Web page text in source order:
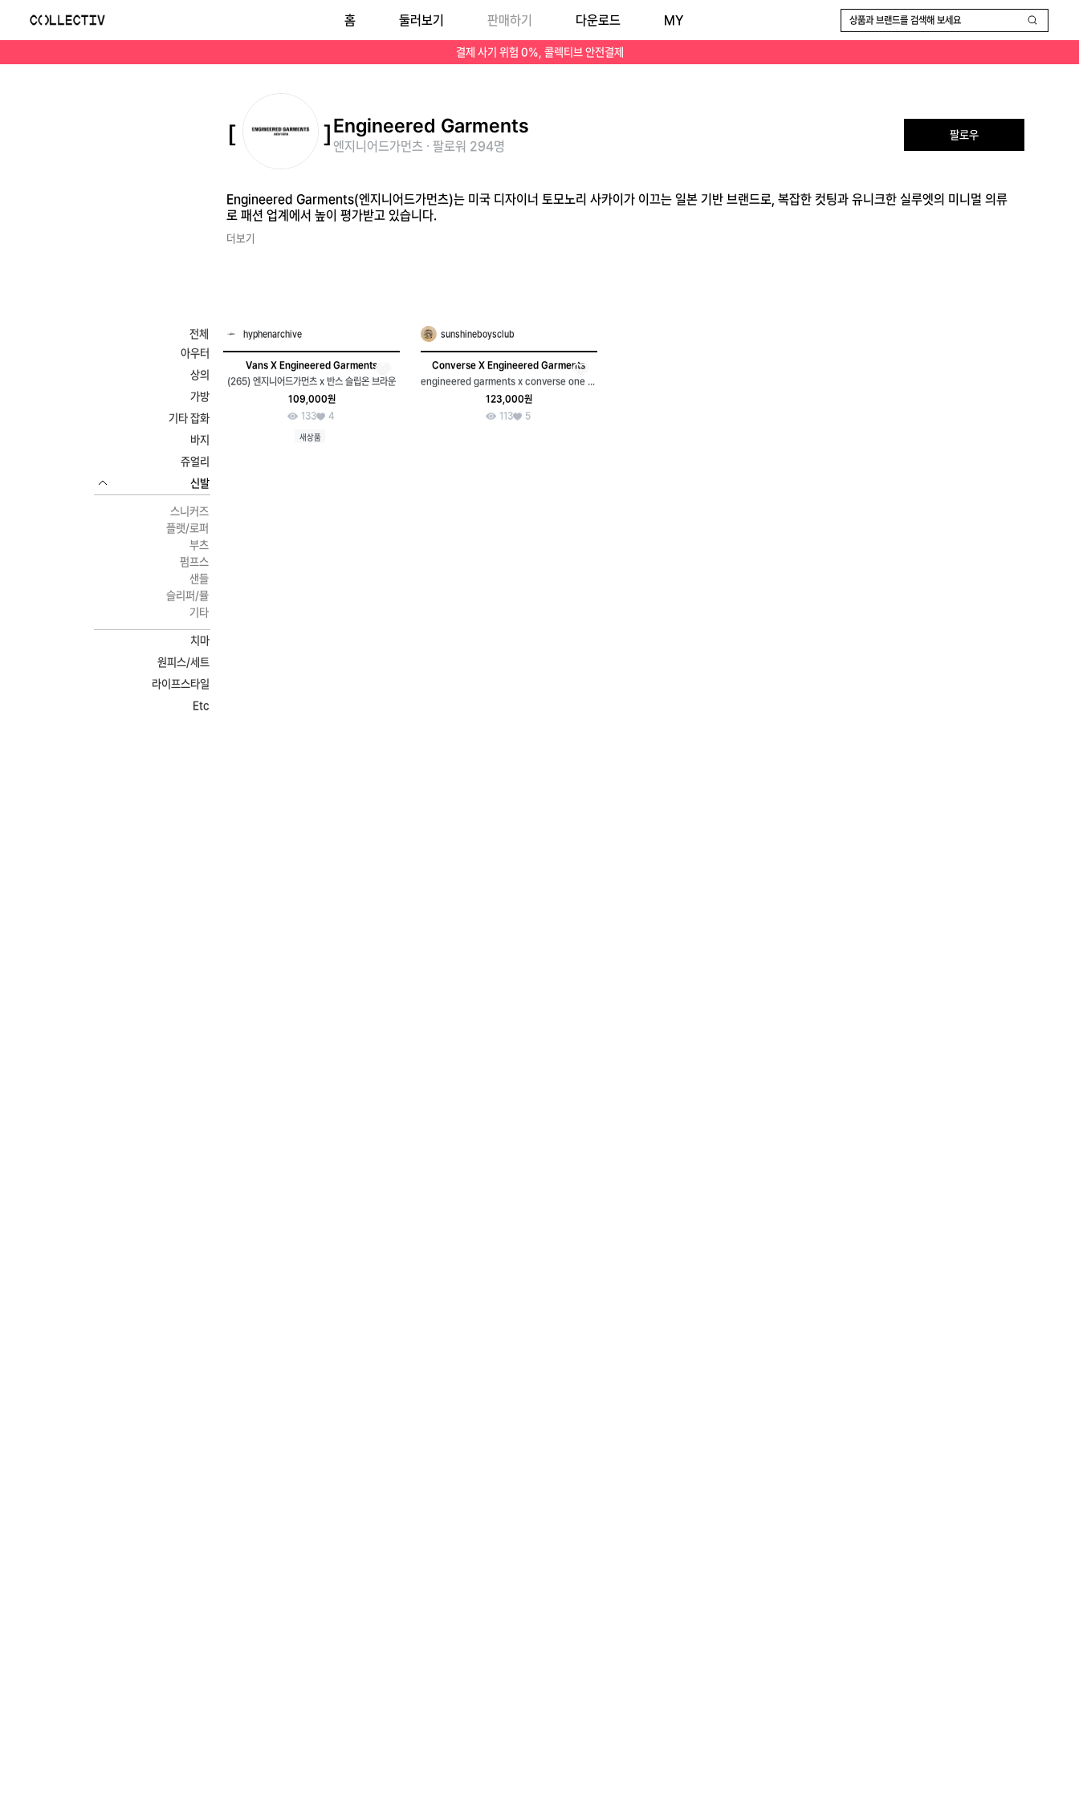
Engineered Garments(엔지니어드가먼츠)는 미국 디자이너 토모노리 사카이가 이끄는 일본 기반 브랜드로, 복잡한 컷팅과 유니크한 실루엣의 미니멀 의류로 패션 업계에서 높이 평가받고 있습니다.
결제 사기 위험 0%, 콜렉티브 안전결제
홈 둘러보기 판매하기 다운로드 MY 상품과 브랜드를 검색해 보세요
Engineered Garments
엔지니어드가먼츠 · 팔로워 294명
팔로우
Engineered Garments(엔지니어드가먼츠)는 미국 디자이너 토모노리 사카이가 이끄는 일본 기반 브랜드로, 복잡한 컷팅과 유니크한 실루엣의 미니멀 의류
로 패션 업계에서 높이 평가받고 있습니다.
더보기
전체
아우터
상의
가방
기타 잡화
바지
쥬얼리
신발
스니커즈
플랫/로퍼
부츠
펌프스
샌들
슬리퍼/뮬
기타
치마
원피스/세트
라이프스타일
Etc
hyphenarchive
Vans X Engineered Garments
(265) 엔지니어드가먼츠 x 반스 슬립온 브라운
109,000원
133
4
새상품
sunshineboysclub
Converse X Engineered Garments
engineered garments x converse one star
123,000원
113
5